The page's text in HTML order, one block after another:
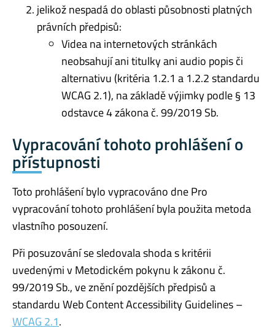
jelikož nespadá do oblasti působnosti platných
právních předpisů:
Videa na internetových stránkách
neobsahují ani titulky ani audio popis či
alternativu (kritéria 1.2.1 a 1.2.2 standardu
WCAG 2.1), na základě výjimky podle § 13
odstavce 4 zákona č. 99/2019 Sb.
Vypracování tohoto prohlášení o
přístupnosti
Toto prohlášení bylo vypracováno dne Pro
vypracování tohoto prohlášení byla použita metoda
vlastního posouzení.
Při posuzování se sledovala shoda s kritérii
uvedenými v Metodickém pokynu k zákonu č.
99/2019 Sb., ve znění pozdějších předpisů a
standardu Web Content Accessibility Guidelines –
WCAG 2.1.